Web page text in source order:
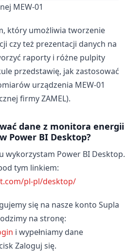
MEW-01
który umożliwia tworzenie
czy też prezentacji danych na
raporty i różne pulpity
przedstawię, jak zastosować
urządzenia MEW-01
firmy ZAMEL).
dane z monitora energii
Power BI Desktop?
wykorzystam Power BI Desktop.
tym linkiem:
pl-pl/desktop/
się na nasze konto Supla
na stronę:
i wypełniamy dane
Zaloguj się.